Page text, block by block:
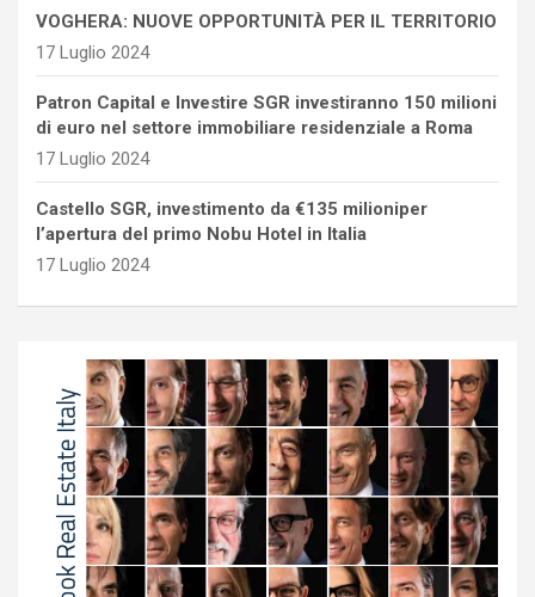
VOGHERA: NUOVE OPPORTUNITÀ PER IL TERRITORIO
17 Luglio 2024
Patron Capital e Investire SGR investiranno 150 milioni
di euro nel settore immobiliare residenziale a Roma
17 Luglio 2024
Castello SGR, investimento da €135 milioniper
l’apertura del primo Nobu Hotel in Italia
17 Luglio 2024